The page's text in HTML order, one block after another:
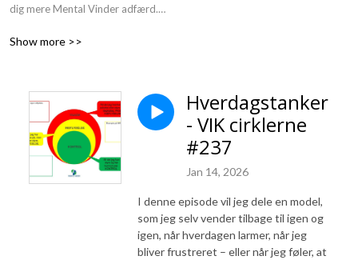
dig mere Mental Vinder adfærd.
dag.
række ”mentale vindere”, som deler deres erfaringer.
At være en mental vinder er ikke at være Superman eller en anden
superhelt.
Mentale vindere er helt almindelige mennesker som dig og mig, der har
lært at bruge de rigtige mentale værktøjer i en given kontekst.
”Jeg taber aldrig - enten vinder jeg, eller så lærer jeg.”
Show more >>
Hverdagstanker
- VIK cirklerne
#237
Jan 14, 2026
I denne episode vil jeg dele en model,
som jeg selv vender tilbage til igen og
igen, når hverdagen larmer, når jeg
bliver frustreret – eller når jeg føler, at